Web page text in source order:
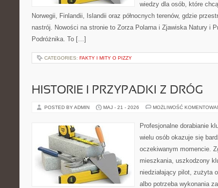
wiedzy dla osób, które
Norwegii, Finlandii, Islandii oraz północnych terenów, gdzie
nastrój. Nowości na stronie to Zorza Polarna i Zjawiska Natury i
Podróżnika. To […]
CATEGORIES: FAKTY I MITY O PIZZY
HISTORIE I PRZYPADKI Z DRÓG
POSTED BY ADMIN MAJ - 21 - 2026 MOŻLIWOŚĆ
Profesjonalne dorabianie
wielu osób okazuje się
oczekiwanym momencie.
mieszkania, uszkodzony
niedziałający pilot, zużyta
albo potrzeba wykonania